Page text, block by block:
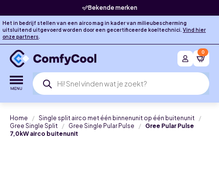
Bekende merken
Het in bedrijf stellen van een airco mag in kader van milieubescherming
uitsluitend uitgevoerd worden door een gecertificeerde koeltechnici. Vind hier
onze partners.
Producten
zoeken
0
Home
Single split airco met één binnenunit op één buitenunit
Gree Single Split
Gree Single Pular Pulse
Gree Pular Pulse
7,0kW airco buitenunit